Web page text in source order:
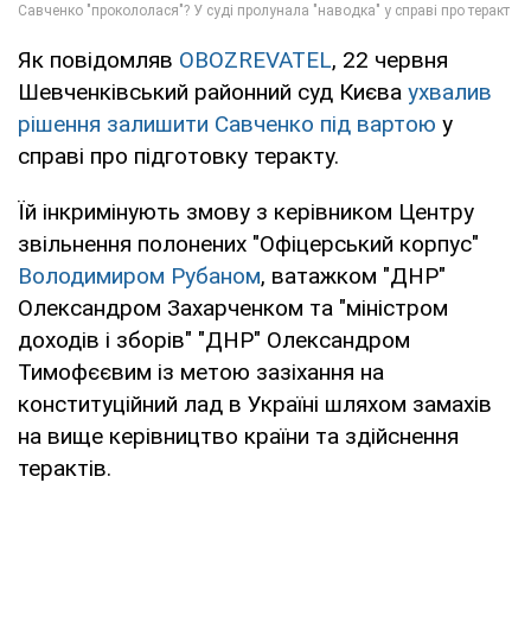
Як повідомляв OBOZREVATEL, 22 червня
Шевченківський районний суд Києва ухвалив
рішення залишити Савченко під вартою у
справі про підготовку теракту.
Їй інкримінують змову з керівником Центру
звільнення полонених "Офіцерський корпус"
Володимиром Рубаном, ватажком "ДНР"
Олександром Захарченком та "міністром
доходів і зборів" "ДНР" Олександром
Тимофєєвим із метою зазіхання на
конституційний лад в Україні шляхом замахів
на вище керівництво країни та здійснення
терактів.